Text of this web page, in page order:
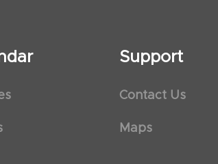
Support
Contact Us
Maps